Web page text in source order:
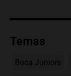
Temas
Boca Juniors